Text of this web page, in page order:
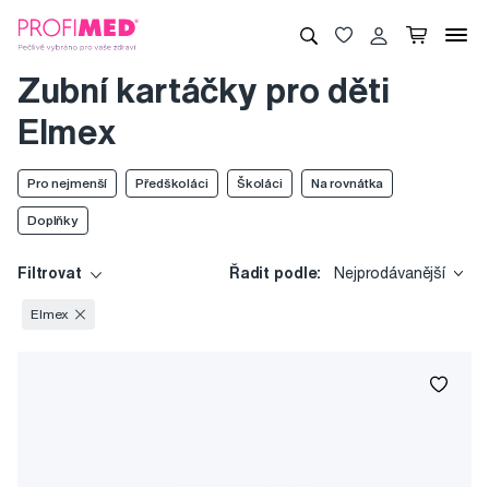
Zubní kartáčky pro děti
Elmex
Pro nejmenší Předškoláci Školáci Na rovnátka
Doplňky
Filtrovat Řadit podle: Nejprodávanější
Elmex